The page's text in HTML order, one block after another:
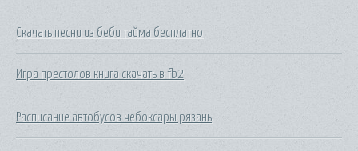
Скачать песни из беби тайма бесплатно
Игра престолов книга скачать в fb2
Расписание автобусов чебоксары рязань